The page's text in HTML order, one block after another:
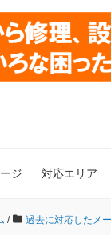
ジ 対応エリア
/ 過去に対応したメ